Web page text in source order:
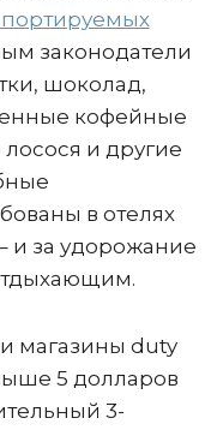
законодатели
шоколад,
кофейные
и другие
в отелях
и за удорожание
магазины duty
5 долларов
3-